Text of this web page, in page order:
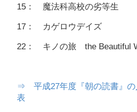
15： 魔法科高校の劣等生
17： カゲロウデイズ
22： キノの旅 the Beautiful
⇒ 平成27年度『朝の読書』の
表